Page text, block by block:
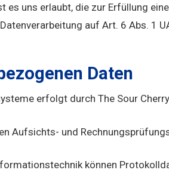
es uns erlaubt, die zur Erfüllung
auf Art. 6 Abs. 1
Daten
erfolgt durch The Sour
Aufsichts- und
können